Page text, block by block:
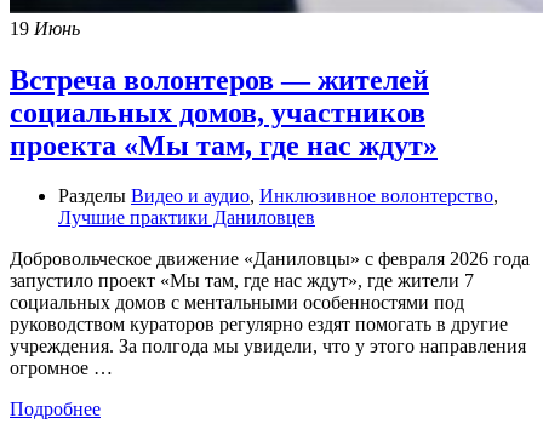
19 Июнь
Встреча волонтеров — жителей
социальных домов, участников
проекта «Мы там, где нас ждут»
Разделы Видео и аудио, Инклюзивное волонтерство,
Лучшие практики Даниловцев
Добровольческое движение «Даниловцы» с февраля 2026 года
запустило проект «Мы там, где нас ждут», где жители 7
социальных домов с ментальными особенностями под
руководством кураторов регулярно ездят помогать в другие
учреждения. За полгода мы увидели, что у этого направления
огромное …
Подробнее